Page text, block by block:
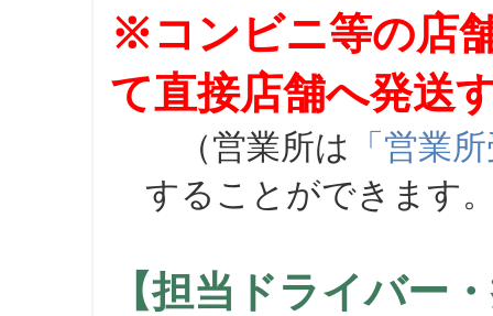
※コンビニ等の店
て直接店舗へ発送
（営業所は 「営業
することができます
【担当ドライバー